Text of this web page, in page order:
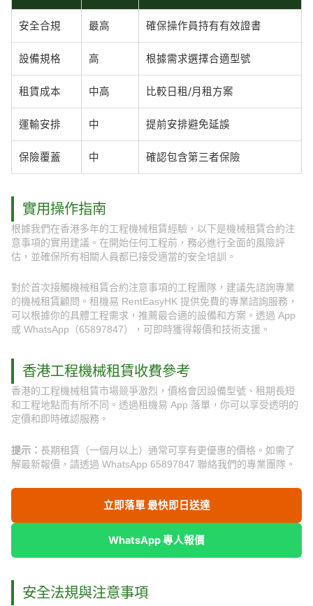
安全合規 最高 確保操作員持有有效證書
設備規格 高 根據需求選擇合適型號
租賃成本 中高 比較日租/月租方案
運輸安排 中 提前安排避免延誤
保險覆蓋 中 確認包含第三者保險
實用操作指南
根據我們在香港多年的工程機械租賃經驗，以下是機械租賃合約注
意事項的實用建議。在開始任何工程前，務必進行全面的風險評
估，並確保所有相關人員都已接受適當的安全培訓。
對於首次接觸機械租賃合約注意事項的工程團隊，建議先諮詢專業
的機械租賃顧問。租機易 RentEasyHK 提供免費的專業諮詢服務，
可以根據你的具體工程需求，推薦最合適的設備和方案。透過 App
或 WhatsApp（65897847），可即時獲得報價和技術支援。
香港工程機械租賃收費參考
香港的工程機械租賃市場競爭激烈，價格會因設備型號、租期長短
和工程地點而有所不同。透過租機易 App 落單，你可以享受透明的
定價和即時確認服務。
提示： 長期租賃（一個月以上）通常可享有更優惠的價格。如需了
解最新報價，請透過 WhatsApp 65897847 聯絡我們的專業團隊。
立即落單 最快即日送達
WhatsApp 專人報價
安全法規與注意事項